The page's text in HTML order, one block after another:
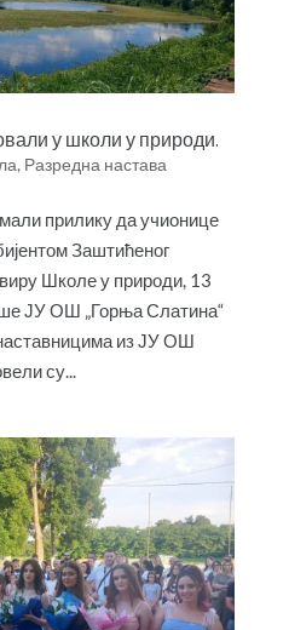
у школи у природи.
, Разредна настава
прилику да учионице
Заштићеног
Школе у природи, 13
ЈУ ОШ „Горња Слатина“
из ЈУ ОШ
су...